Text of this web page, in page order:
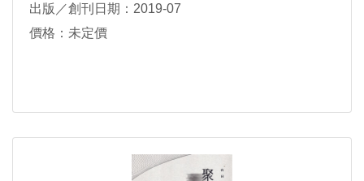
出版／創刊日期：2019-07
價格：未定價